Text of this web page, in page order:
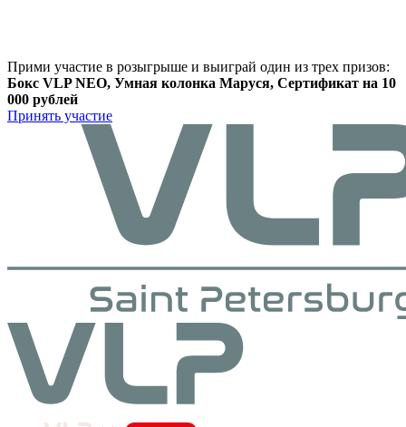
Прими участие в розыгрыше и выиграй один из трех призов:
Бокс VLP NEO, Умная колонка Маруся, Сертификат на 10
000 рублей
Принять участие